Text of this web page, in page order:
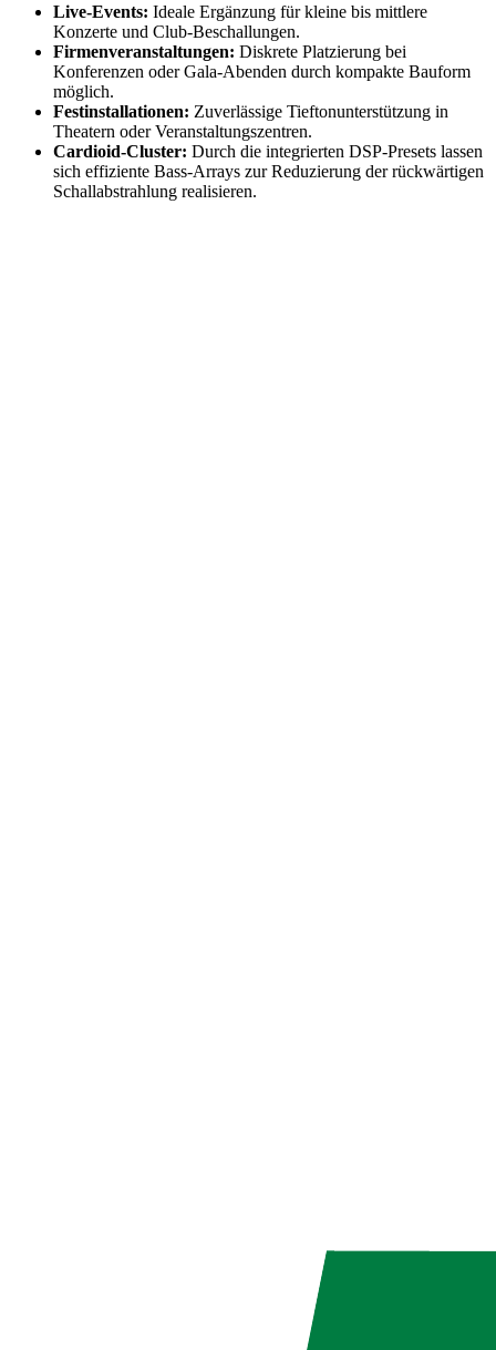
Live-Events: Ideale Ergänzung für kleine bis mittlere
Konzerte und Club-Beschallungen.
Firmenveranstaltungen: Diskrete Platzierung bei
Konferenzen oder Gala-Abenden durch kompakte Bauform
möglich.
Festinstallationen: Zuverlässige Tieftonunterstützung in
Theatern oder Veranstaltungszentren.
Cardioid-Cluster: Durch die integrierten DSP-Presets lassen
sich effiziente Bass-Arrays zur Reduzierung der rückwärtigen
Schallabstrahlung realisieren.